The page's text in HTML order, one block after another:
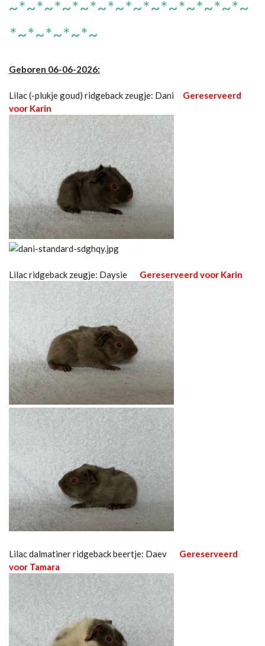
~*~*~*~*~*~*~*~*~*~*~*~*~*~
*~*~*~*~*~
Geboren 06-06-2026:
Lilac (-plukje goud) ridgeback zeugje: Dani Gereserveerd
voor Karin
Lilac ridgeback zeugje: Daysie Gereserveerd voor Karin
Lilac dalmatiner ridgeback beertje: Daev Gereserveerd
voor Tamara